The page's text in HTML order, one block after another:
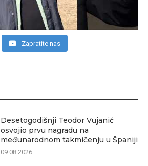
Desetogodišnji Teodor Vujanić
osvojio prvu nagradu na
međunarodnom takmičenju u Španiji
09.08.2026.
Zapratite nas